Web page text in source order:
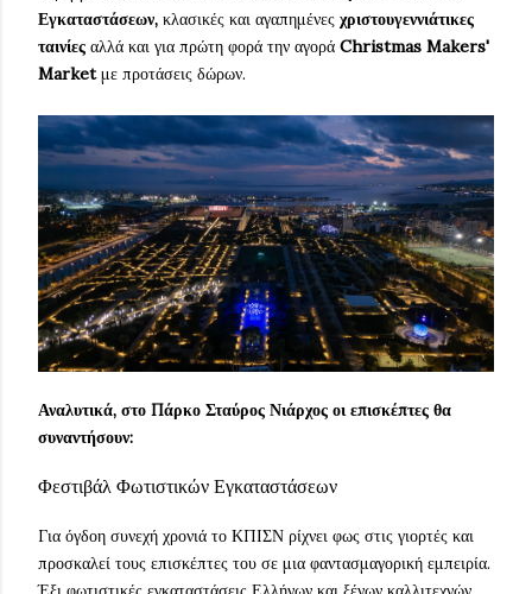
Εγκαταστάσεων, κλασικές και αγαπημένες χριστουγεννιάτικες
ταινίες αλλά και για πρώτη φορά την αγορά Christmas Makers'
Marketμε προτάσεις δώρων.
Αναλυτικά, στο Πάρκο Σταύρος Νιάρχος οι επισκέπτες θα
συναντήσουν:
Φεστιβάλ Φωτιστικών Εγκαταστάσεων
Για όγδοη συνεχή χρονιά το ΚΠΙΣΝ ρίχνει φως στις γιορτές και
προσκαλεί τους επισκέπτες του σε μια φαντασμαγορική εμπειρία.